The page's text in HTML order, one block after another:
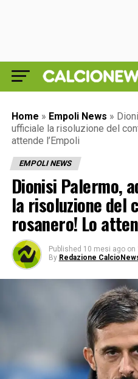
Home » Empoli News »
ufficiale la risoluzione del
attende l’Empoli
EMPOLI NEWS
Dionisi Palermo,
la risoluzione del
rosanero! Lo
Published 10 mesi ago on
By Redazione